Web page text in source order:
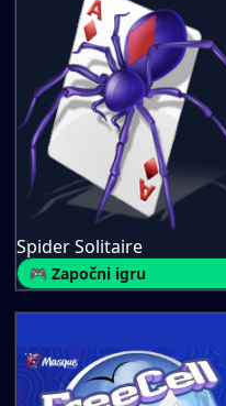
Spider Solitaire
🎮 Započni igru